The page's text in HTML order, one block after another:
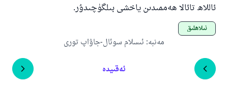
ئاللاھ تائالا ھەممىدىن ياخشى بىلگۈچىدۇر.
ئىلاھلىق
مەنبە: ئىسلام سوئال-جاۋاپ تورى
ئەقىيدە